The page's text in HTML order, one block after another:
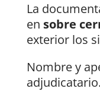
La
en sobre
exterior los
Nombre y
adjudicatario.